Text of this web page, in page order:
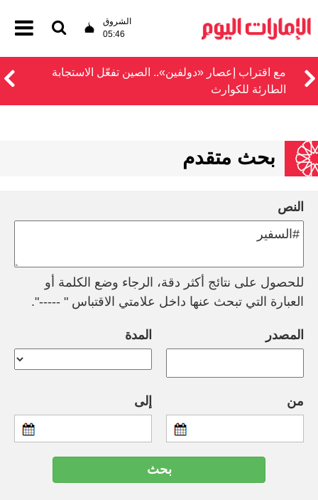
الشروق
05:46
مع اقتراب إعصار «دولفين».. الصين تفعّل الاستجابة
الطارئة للكوارث
بحث متقدم
النص
للحصول على نتائج أكثر دقة، الرجاء وضع الكلمة أو
العبارة التي تبحث عنها داخل علامتي الاقتباس " -----".
المصدر المدة
من إلى